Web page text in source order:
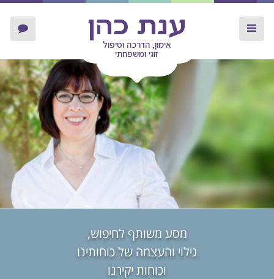
ענת כהן
אימון, הדרכה וטיפול
זוגי ומשפחתי
מסע משותף לחיפוש,
גילוי והעצמה של כוחותינו
וכוחות יקירנו